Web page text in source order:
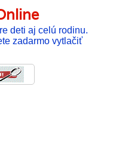
deti aj celú rodinu.
zadarmo vytlačiť